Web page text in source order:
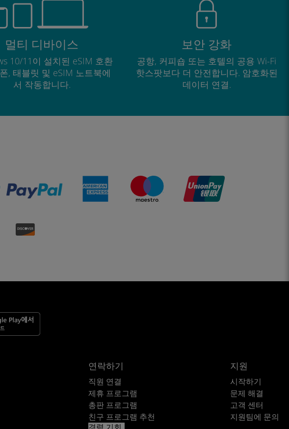
멀티 디바이스
10/11이 설치된 eSIM 호환
, 태블릿 및 eSIM 노트북에
서 작동합니다.
보안 강화
공항, 커피숍 또는 호텔의 공용 Wi-Fi
핫스팟보다 더 안전합니다. 암호화된
데이터 연결.
연락하기
직원 연결
제휴 프로그램
총판 프로그램
친구 프로그램 추천
지원
시작하기
문제 해결
고객 센터
지원팀에 문의